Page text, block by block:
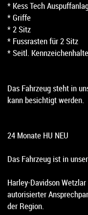
* Kess Tech
* Griffe
* 2 Sitz
* Fussrasten für 2 Sitz
* Seitl.
Das Fahrzeug steht in
kann besichtigt werden.
24 Monate HU NEU
Das Fahrzeug ist in
Harley-Davidson
autorisierter
der Region.